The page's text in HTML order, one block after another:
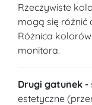
Rzeczywiste
mogą się różnić
Różnica
monitora.
Drugi gatunek -
estetyczne